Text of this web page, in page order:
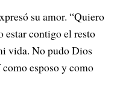
su amor. “Quiero
estar contigo el resto
vida. No pudo Dios
esposo y como